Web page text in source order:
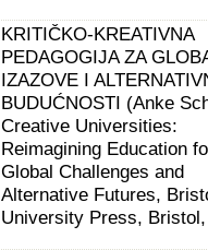
KRITIČKO-KREATIVNA
PEDAGOGIJA ZA
IZAZOVE I
BUDUĆNOSTI (Anke
Creative Universities:
Reimagining Education
Global Challenges and
Alternative Futures,
University Press,